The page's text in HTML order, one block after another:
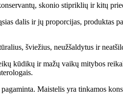
skonio stipriklių ir kitų
dalis ir jų proporcijas, produktas
šviežius, neužšaldytus ir
kūdikų ir mažų vaikų mitybos
Maistelis yra tinkamos